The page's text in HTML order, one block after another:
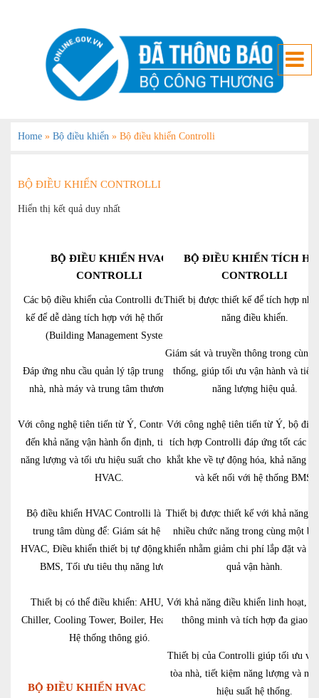
Home » Bộ điều khiển » Bộ điều khiển Controlli
BỘ ĐIỀU KHIỂN CONTROLLI
Hiển thị kết quả duy nhất
BỘ ĐIỀU KHIỂN HVAC
CONTROLLI
Các bộ điều khiển của Controlli được thiết
kế để dễ dàng tích hợp với hệ thống BMS
(Building Management System)
Đáp ứng nhu cầu quản lý tập trung cho tòa
nhà, nhà máy và trung tâm thương mại.
Với công nghệ tiên tiến từ Ý, Controlli mang
đến khả năng vận hành ổn định, tiết kiệm
năng lượng và tối ưu hiệu suất cho hệ thống
HVAC.
Bộ điều khiển HVAC Controlli là thiết bị
trung tâm dùng để: Giám sát hệ thống
HVAC, Điều khiển thiết bị tự động, Kết nối
BMS, Tối ưu tiêu thụ năng lượng.
Thiết bị có thể điều khiển: AHU, FCU,
Chiller, Cooling Tower, Boiler, Heat Pump,
Hệ thống thông gió.
BỘ ĐIỀU KHIỂN HVAC
BỘ ĐIỀU KHIỂN TÍCH
CONTROLLI
Thiết bị được thiết kế để tích hợp
năng điều khiển.
Giám sát và truyền thông trong cùng
thống, giúp tối ưu vận hành và tiết
năng lượng hiệu quả.
Với công nghệ tiên tiến từ Ý, bộ
tích hợp Controlli đáp ứng tốt các
khắt khe về tự động hóa, khả năng
và kết nối với hệ thống BMS.
Thiết bị được thiết kế với khả năng
nhiều chức năng trong cùng một bộ
khiển nhằm giảm chi phí lắp đặt và
quả vận hành.
Với khả năng điều khiển linh hoạt,
thông minh và tích hợp đa giao
Thiết bị của Controlli giúp tối ưu
tòa nhà, tiết kiệm năng lượng và
hiệu suất hệ thống.